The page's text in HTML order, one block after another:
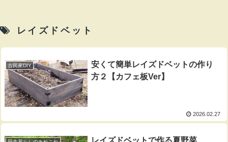
レイズドベット
古民家DIY
安くて簡単レイズドベットの作り
方２【カフェ板Ver】
2026.02.27